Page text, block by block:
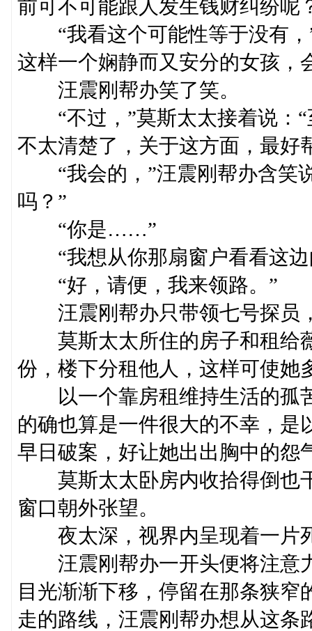
前可不可能跟人发生钱财纠纷呢
“我看这个可能性等于没有，
这样一个娴静而又安分的女孩，
汪震刚帮办笑了笑。
“不过，”莫斯太太接着说：“
不太清楚了，关于这方面，最好
“我会的，”汪震刚帮办含笑
吗？”
“你是……”
“我想从你那扇窗户看看这边
“好，请便，我来领路。”
汪震刚帮办只带领七号探员
莫斯太太所住的房子和租给
份，楼下分租他人，这样可使她
以一个靠房租维持生活的孤
的确也算是一件很大的不幸，是
早日破案，好让她出出胸中的怨
莫斯太太卧房内收拾得倒也
窗口朝外张望。
夜太深，视界内呈现着一片
汪震刚帮办一开头便将注意
目光渐渐下移，停留在那条狭
走的路线，汪震刚帮办想从这条